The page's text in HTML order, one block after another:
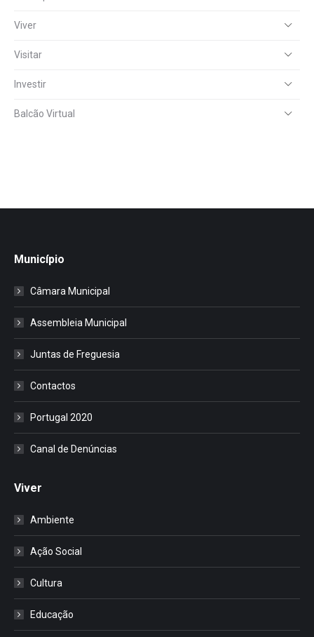
Viver
Visitar
Investir
Balcão Virtual
Município
Câmara Municipal
Assembleia Municipal
Juntas de Freguesia
Contactos
Portugal 2020
Canal de Denúncias
Viver
Ambiente
Ação Social
Cultura
Educação